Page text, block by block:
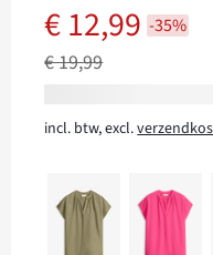
€ 12,99 -35%
€ 19,99
incl. btw, excl.